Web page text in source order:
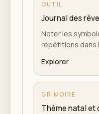
OUTIL
Journal des
Noter les
répétitions dans
Explorer
GRIMOIRE
Thème natal et